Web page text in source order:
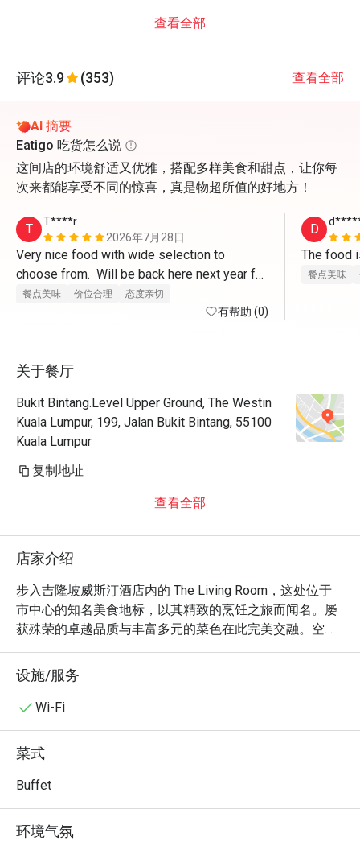
查看全部
评论3.9 (353) 查看全部
AI 摘要
Eatigo 吃货怎么说
这间店的环境舒适又优雅，搭配多样美食和甜点，让你每
次来都能享受不同的惊喜，真是物超所值的好地方！
T
T****r
2026年7月28日
Very nice food with wide selection to
choose from.  Will be back here next year for
sure. Staff were very welcoming and
provided excellent service.  Thank you.
餐点美味 价位合理 态度亲切
有帮助 (0)
D
餐点美味
关于餐厅
Bukit Bintang.Level Upper Ground, The Westin
Kuala Lumpur, 199, Jalan Bukit Bintang, 55100
Kuala Lumpur
复制地址
查看全部
店家介绍
步入吉隆坡威斯汀酒店内的 The Living Room，这处位于
市中心的知名美食地标，以其精致的烹饪之旅而闻名。屡
获殊荣的卓越品质与丰富多元的菜色在此完美交融。空气
中弥漫着开放式厨房传来的阵阵香气与滋滋声响，所呈现
的国际自助餐，菜式横跨精致的马来西亚料理、西式、印
度及中式特色佳肴。优雅的环境吸引了众多时尚雅士，他
们纷至沓来，只为沉浸于吉隆坡备受赞誉的用餐体验之
无论是享用快捷晚餐，还是想惬意地消磨一整个夜晚，这
里的体验都将让您终身难忘：
肉品的瞬间，到国际甜点的精巧组合。有别于寻常的自助
餐，The Living Room 始终保持着一种私密而雅致的氛
设施/服务
Wi-Fi
菜式
Buffet
环境气氛